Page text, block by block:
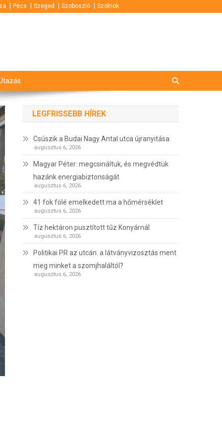
Pécs Szeged Szoboszló Szolnok
LEGFRISSEBB HÍREK
Csúszik a Budai Nagy Antal utca újranyitása
augusztus 6, 2026
Magyar Péter: megcsináltuk, és megvédtük
hazánk energiabiztonságát
augusztus 6, 2026
41 fok fölé emelkedett ma a hőmérséklet
augusztus 6, 2026
Tíz hektáron pusztított tűz Konyárnál
augusztus 6, 2026
Politikai PR az utcán: a látványvizosztás ment
meg minket a szomjhaláltól?
augusztus 6, 2026